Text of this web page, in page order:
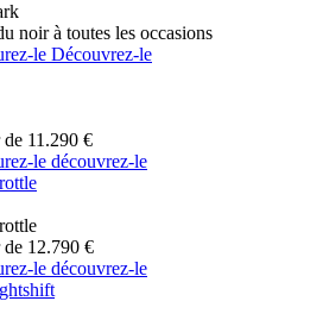
noir à toutes les occasions
le Découvrez-le
11.290 €
le découvrez-le
12.790 €
le découvrez-le